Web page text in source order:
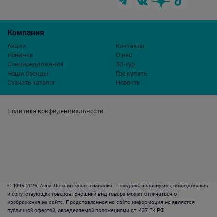
Политика конфиденциальности
Компания
Акции
Новинки
Спецпредложения
Наши бренды
Скачать каталог
Контакты
О нас
3D-тур
Где купить
Новости
© 1995-2026, Аква Лого оптовая компания – продажа аквариумов, оборудования
и сопутствующих товаров. Внешний вид товара может отличаться от
изображения на сайте. Представленная на сайте информация не является
публичной офертой, определяемой положениями ст. 437 ГК РФ